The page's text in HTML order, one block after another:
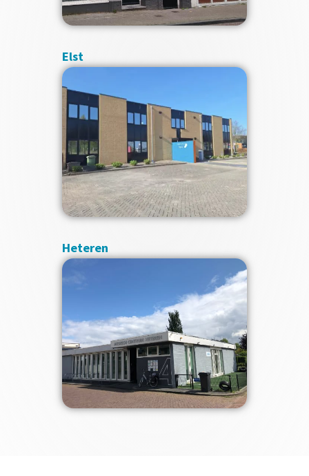
Elst
Heteren